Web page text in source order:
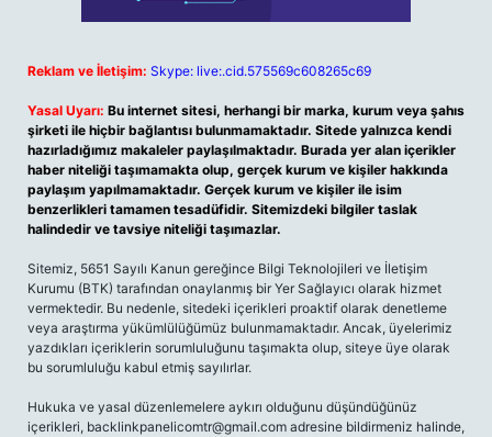
Reklam ve İletişim: Skype: live:.cid.575569c608265c69
Yasal Uyarı: Bu internet sitesi, herhangi bir marka, kurum veya şahıs
şirketi ile hiçbir bağlantısı bulunmamaktadır. Sitede yalnızca kendi
hazırladığımız makaleler paylaşılmaktadır. Burada yer alan içerikler
haber niteliği taşımamakta olup, gerçek kurum ve kişiler hakkında
paylaşım yapılmamaktadır. Gerçek kurum ve kişiler ile isim
benzerlikleri tamamen tesadüfidir. Sitemizdeki bilgiler taslak
halindedir ve tavsiye niteliği taşımazlar.
Sitemiz, 5651 Sayılı Kanun gereğince Bilgi Teknolojileri ve İletişim
Kurumu (BTK) tarafından onaylanmış bir Yer Sağlayıcı olarak hizmet
vermektedir. Bu nedenle, sitedeki içerikleri proaktif olarak denetleme
veya araştırma yükümlülüğümüz bulunmamaktadır. Ancak, üyelerimiz
yazdıkları içeriklerin sorumluluğunu taşımakta olup, siteye üye olarak
bu sorumluluğu kabul etmiş sayılırlar.
Hukuka ve yasal düzenlemelere aykırı olduğunu düşündüğünüz
içerikleri, backlinkpanelicomtr@gmail.com adresine bildirmeniz halinde,